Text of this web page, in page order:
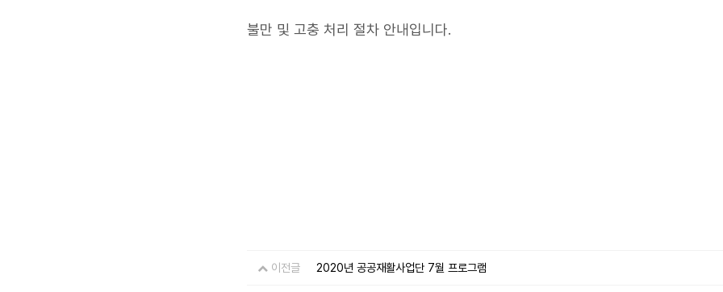
불만 및 고충 처리 절차 안내입니다.
이전글 2020년 공공재활사업단 7월 프로그램